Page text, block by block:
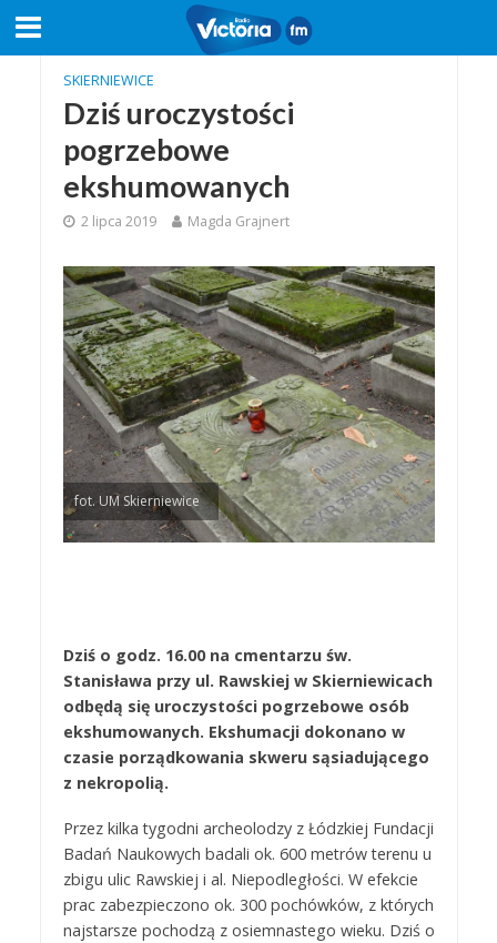
SKIERNIEWICE
Dziś uroczystości
pogrzebowe
ekshumowanych
2 lipca 2019 Magda Grajnert
fot. UM Skierniewice
Dziś o godz. 16.00 na cmentarzu św.
Stanisława przy ul. Rawskiej w Skierniewicach
odbędą się uroczystości pogrzebowe osób
ekshumowanych. Ekshumacji dokonano w
czasie porządkowania skweru sąsiadującego
z nekropolią.
Przez kilka tygodni archeolodzy z Łódzkiej Fundacji
Badań Naukowych badali ok. 600 metrów terenu u
zbigu ulic Rawskiej i al. Niepodległości. W efekcie
prac zabezpieczono ok. 300 pochówków, z których
najstarsze pochodzą z osiemnastego wieku. Dziś o